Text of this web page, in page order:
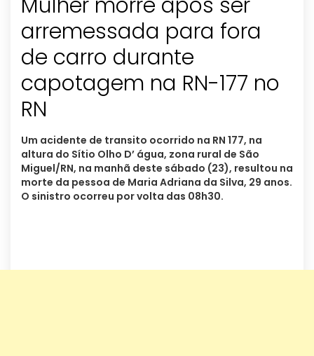
arremessada para fora
de carro durante
capotagem na RN-177 no
RN
Um acidente de transito ocorrido na RN 177, na
altura do Sítio Olho D’ água, zona rural de São
Miguel/RN, na manhã deste sábado (23), resultou na
morte da pessoa de Maria Adriana da Silva, 29 anos.
O sinistro ocorreu por volta das 08h30.